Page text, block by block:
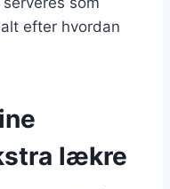
efter hvordan
lækre